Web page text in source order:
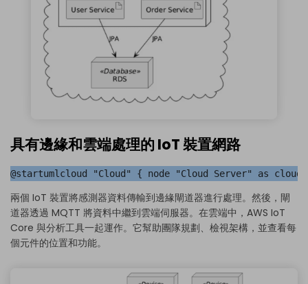
具有邊緣和雲端處理的 IoT 裝置網路
@startumlcloud "Cloud" { node "Cloud Server" as
兩個 IoT 裝置將感測器資料傳輸到邊緣閘道器進行處理。然後，閘
道器透過 MQTT 將資料中繼到雲端伺服器。在雲端中，AWS IoT
Core 與分析工具一起運作。它幫助團隊規劃、檢視架構，並查看每
個元件的位置和功能。